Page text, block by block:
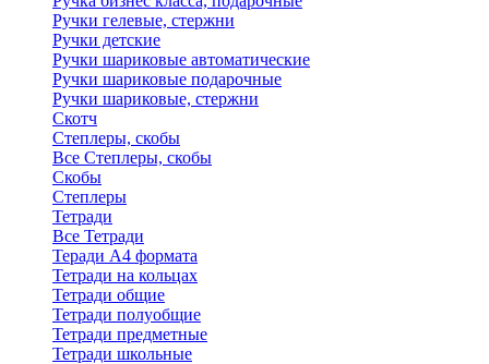
Ручки гелевые, стержни
Ручки детские
Ручки шариковые автоматические
Ручки шариковые подарочные
Ручки шариковые, стержни
Скотч
Степлеры, скобы
Все Степлеры, скобы
Скобы
Степлеры
Тетради
Все Тетради
Теради А4 формата
Тетради на кольцах
Тетради общие
Тетради полуобщие
Тетради предметные
Тетради школьные